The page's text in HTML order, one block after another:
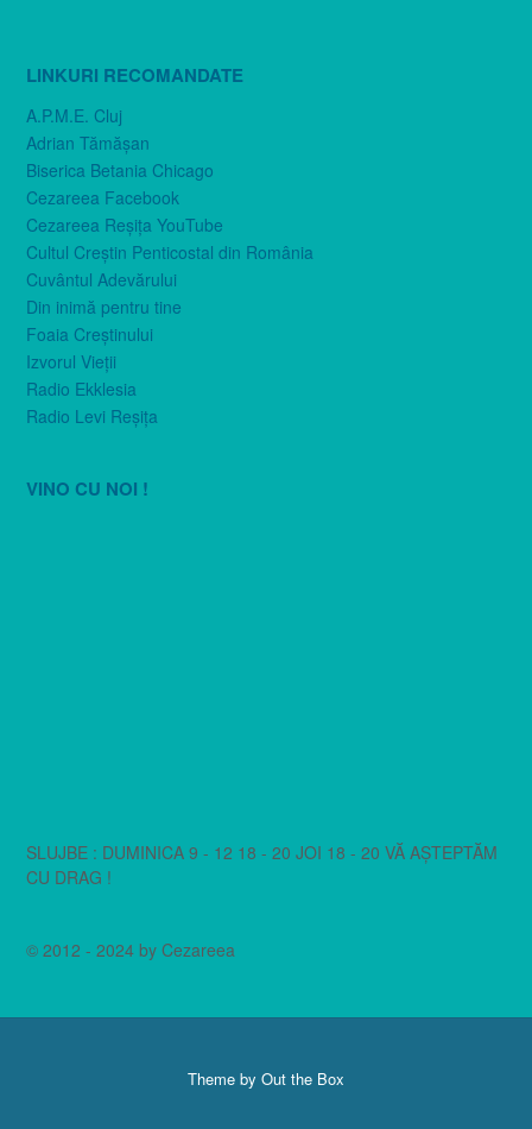
LINKURI RECOMANDATE
A.P.M.E. Cluj
Adrian Tămăşan
Biserica Betania Chicago
Cezareea Facebook
Cezareea Reşiţa YouTube
Cultul Creştin Penticostal din România
Cuvântul Adevărului
Din inimă pentru tine
Foaia Creştinului
Izvorul Vieţii
Radio Ekklesia
Radio Levi Reşiţa
VINO CU NOI !
SLUJBE : DUMINICA 9 - 12 18 - 20 JOI 18 - 20 VĂ AȘTEPTĂM
CU DRAG !
© 2012 - 2024 by Cezareea
Theme by Out the Box